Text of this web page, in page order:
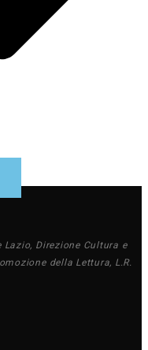
Direzione Cultura e
della Lettura, L.R.